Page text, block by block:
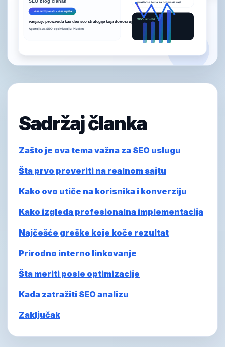
Sadržaj članka
Zašto je ova tema važna za SEO uslugu
Šta prvo proveriti na realnom sajtu
Kako ovo utiče na korisnika i konverziju
Kako izgleda profesionalna implementacija
Najčešće greške koje koče rezultat
Prirodno interno linkovanje
Šta meriti posle optimizacije
Kada zatražiti SEO analizu
Zaključak